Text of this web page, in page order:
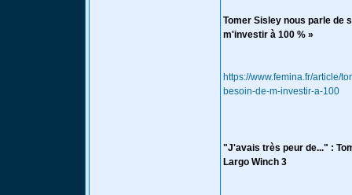
Tomer Sisley nous parle de
m'investir à 100 % »
https://www.femina.fr/article/
besoin-de-m-investir-a-100
"J'avais très peur de..." :
Largo Winch 3